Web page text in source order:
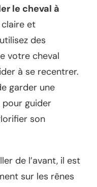
le cheval à
et
des
votre cheval
à se recentrer.
garder une
pour guider
son
de l’avant, il est
sur les rênes